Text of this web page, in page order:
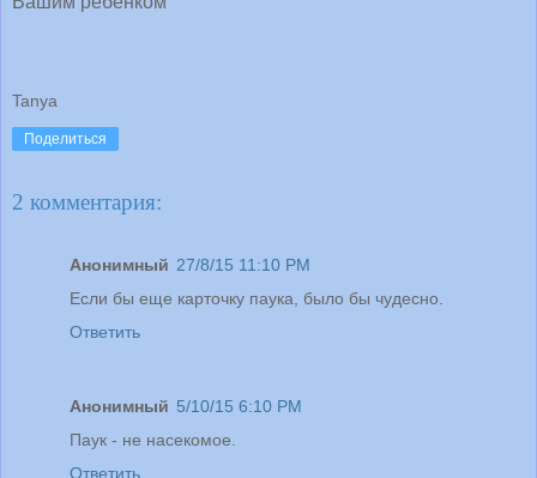
Tanya
Поделиться
2 комментария:
Анонимный 27/8/15 11:10 PM
Если бы еще карточку паука, было бы чудесно.
Ответить
Анонимный 5/10/15 6:10 PM
Паук - не насекомое.
Ответить